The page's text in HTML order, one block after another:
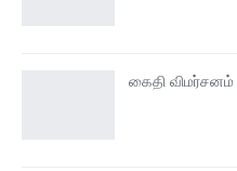
கைதி விமர்சனம்